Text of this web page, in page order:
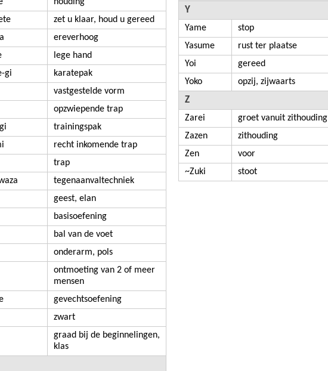
zet u klaar, houd u gereed
ereverhoog
lege hand
gi
karatepak
vastgestelde vorm
opzwiepende trap
trainingspak
recht inkomende trap
trap
tegenaanvaltechniek
geest, elan
basisoefening
bal van de voet
onderarm, pols
ontmoeting van 2 of meer
mensen
gevechtsoefening
zwart
graad bij de beginnelingen,
klas
Y
Yame
stop
Yasume
rust ter plaatse
Yoi
gereed
Yoko
opzij, zijwaarts
Z
Zarei
groet vanuit zithouding
Zazen
zithouding
Zen
voor
~Zuki
stoot